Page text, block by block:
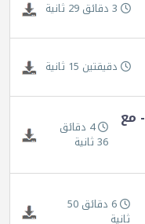
3 دقائق 29 ثانية
دقيقتين 15 ثانية
مع 4 دقائق
36 ثانية
6 دقائق 50
ثانية